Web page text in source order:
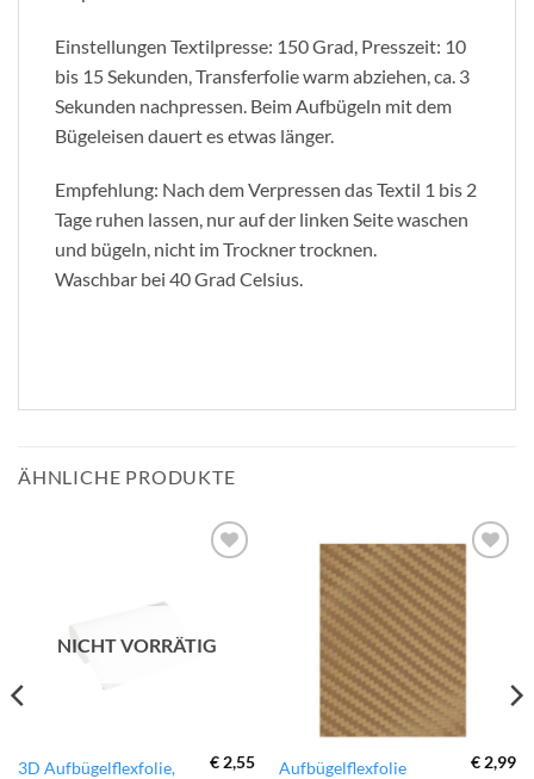
Einstellungen Textilpresse: 150 Grad, Presszeit: 10
bis 15 Sekunden, Transferfolie warm abziehen, ca. 3
Sekunden nachpressen. Beim Aufbügeln mit dem
Bügeleisen dauert es etwas länger.
Empfehlung: Nach dem Verpressen das Textil 1 bis 2
Tage ruhen lassen, nur auf der linken Seite waschen
und bügeln, nicht im Trockner trocknen.
Waschbar bei 40 Grad Celsius.
ÄHNLICHE PRODUKTE
NICHT VORRÄTIG
3D Aufbügelflexfolie,
€ 2,55
zur
Wunschliste
hinzufügen
Aufbügelflexfolie
€ 2,99
Dieses